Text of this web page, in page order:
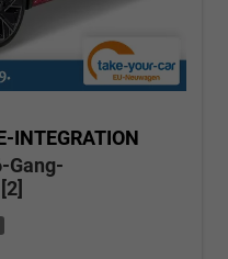
INTEGRATION
Gang-